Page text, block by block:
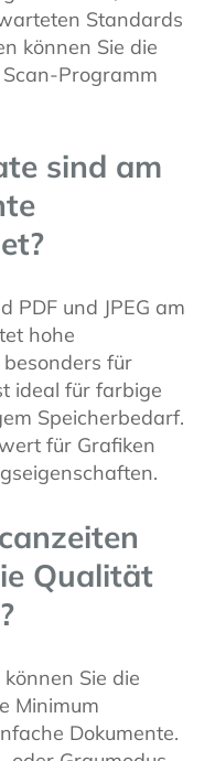
Standards
können Sie die
Programm
sind am
PDF und JPEG am
hohe
für
ideal für farbige
Speicherbedarf.
für Grafiken
Qualität
Sie die
Minimum
Dokumente.